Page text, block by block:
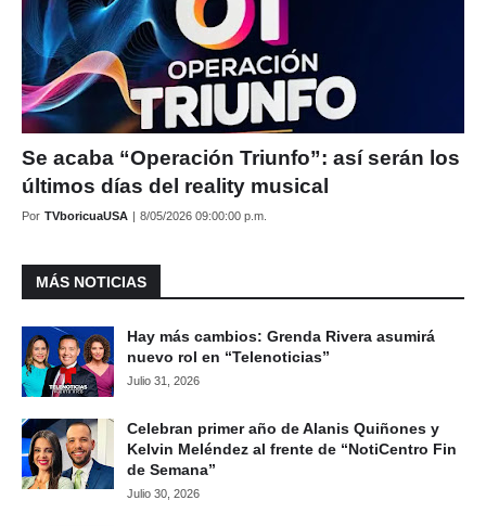
Se acaba “Operación Triunfo”: así serán los
últimos días del reality musical
Por TVboricuaUSA 8/05/2026 09:00:00 p.m.
MÁS NOTICIAS
Hay más cambios: Grenda Rivera asumirá
nuevo rol en “Telenoticias”
Julio 31, 2026
Celebran primer año de Alanis Quiñones y
Kelvin Meléndez al frente de “NotiCentro Fin
de Semana”
Julio 30, 2026